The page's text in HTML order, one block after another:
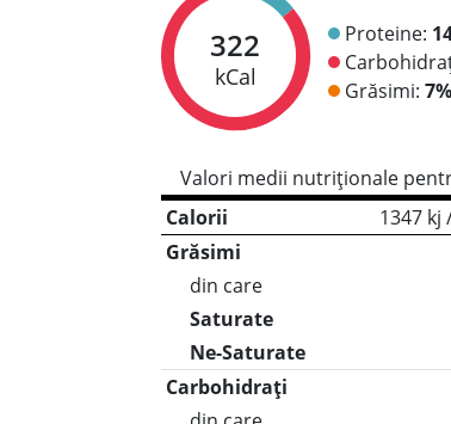
322
kCal
Proteine:
Grăsimi: 7%
Valori medii nutriționale
Calorii
1347 kj
Grăsimi
din care
Saturate
Ne-Saturate
Carbohidrați